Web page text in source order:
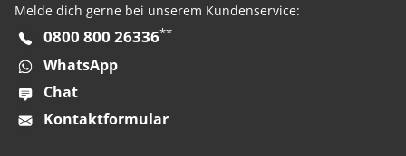
Melde dich gerne bei unserem Kundenservice:
0800 800 26336**
WhatsApp
Chat
Kontaktformular